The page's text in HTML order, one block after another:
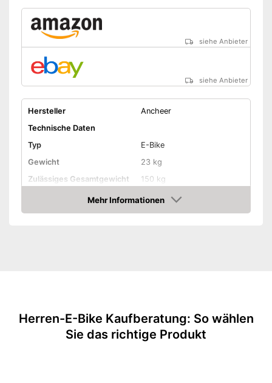
siehe Anbieter
siehe Anbieter
Hersteller
Ancheer
Technische Daten
Typ
E-Bike
Gewicht
23 kg
Zulässiges Gesamtgewicht
150 kg
Motorunterstützung bis
25 km/h
Akkutyp
Lithium-Ionen
Kettenschaltung
Mehr Informationen
Amazon
Herren-E-Bike Kaufberatung: So wählen
Sie das richtige Produkt